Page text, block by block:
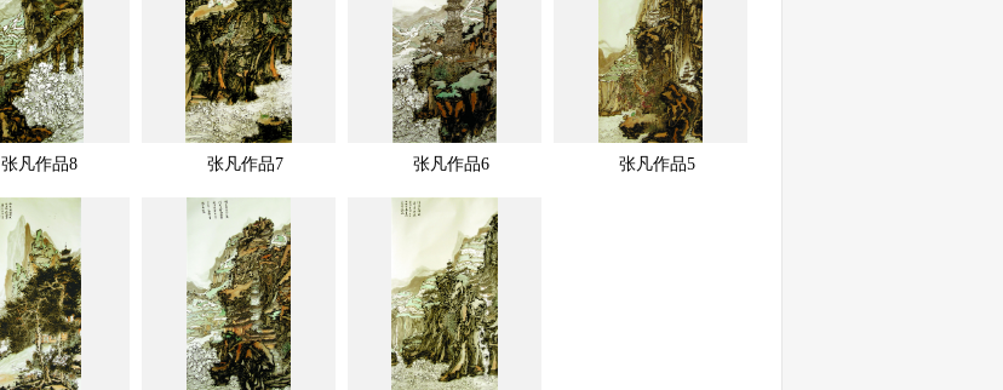
快速查看
张凡作品8
快速查看
张凡作品7
快速查看
张凡作品6
快速查看
张凡作品5